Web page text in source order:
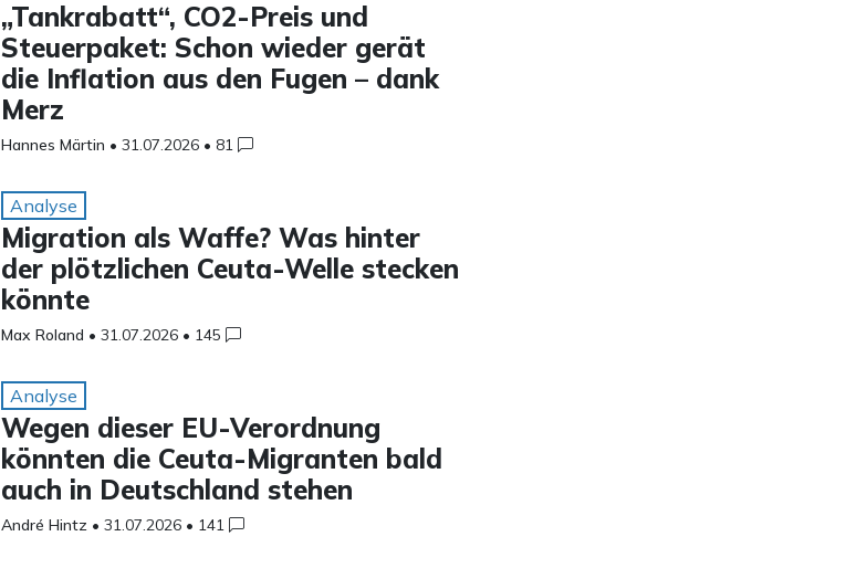
„Tankrabatt“, CO2-Preis und
Steuerpaket: Schon wieder gerät
die Inflation aus den Fugen – dank
Merz
Hannes Märtin • 31.07.2026 • 81
Analyse
Migration als Waffe? Was hinter
der plötzlichen Ceuta-Welle stecken
könnte
Max Roland • 31.07.2026 • 145
Analyse
Wegen dieser EU-Verordnung
könnten die Ceuta-Migranten bald
auch in Deutschland stehen
André Hintz • 31.07.2026 • 141